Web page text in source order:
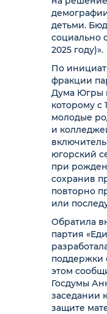
детьми.
социально
2025 году)».
По
фракции
Дума Югры
которому с
молодые
и
югорский
при
сохранив
повторно
или
Обратила
партия
поддержки
этом
Госдумы
заседании
защите